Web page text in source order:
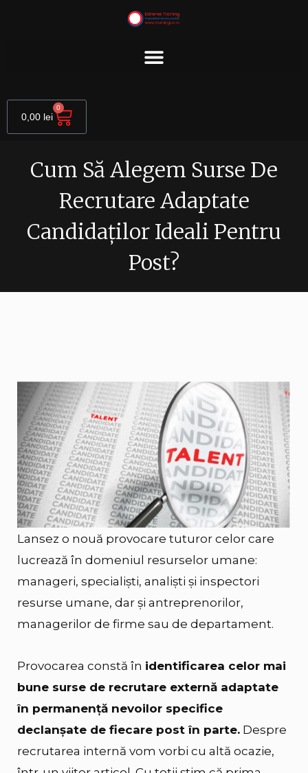
0,00 lei
0
Cart
Cum Să Alegem Surse De
Recrutare Adaptate
Candidaților Ideali Pentru
Post?
Lansez o nouă provocare tuturor celor care
lucrează în domeniul resurselor umane:
manageri, specialiști, analiști și inspectori
resurse umane, dar și antreprenorilor,
managerilor de firme sau de departament.
Provocarea constă în identificarea celor mai
bune surse de recrutare externă adaptate
în permanență nevoilor specifice
declanșate de fiecare post în parte. Despre
recrutarea internă vom vorbi cu altă ocazie,